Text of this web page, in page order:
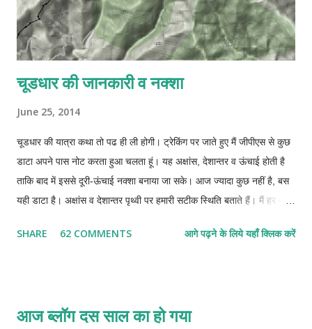
चूडधार की जानकारी व नक्शा
June 25, 2014
चूडधार की यात्रा कथा तो पढ ही ली होगी। ट्रेकिंग पर जाते हुए मैं जीपीएस से कुछ
डाटा अपने पास नोट करता हुआ चलता हूं। यह अक्षांस, देशान्तर व ऊंचाई होती है
ताकि बाद में इससे दूरी-ऊंचाई नक्शा बनाया जा सके। आज ज्यादा कुछ नहीं है, बस
यही डाटा है। अक्षांस व देशान्तर पृथ्वी पर हमारी सटीक स्थिति बताते हैं। मैं हर दस-
युक्त साधारण सा मोबाइल है जिसमें मैं अपना यात्रा-पथ रिकार्ड नहीं कर सकता। हर
बताऊंगा। अब गूगल मैप को कैसे समझाऊं कि सडक तो चूडधार के आसपास भी नहीं
SHARE 62 COMMENTS आगे पढ़ने के लिये यहाँ क्लिक करें
आज ब्लॉग दस साल का हो गया